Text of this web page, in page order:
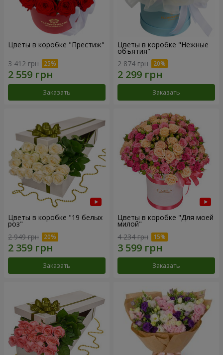
Цветы в коробке "Престиж"
3 412 грн
Заказать
Цветы в коробке "Нежные
объятия"
2 874 грн
Заказать
Цветы в коробке "19 белых
роз"
2 949 грн
Заказать
Цветы в коробке "Для моей
милой"
4 234 грн
Заказать